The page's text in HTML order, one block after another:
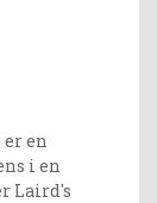
en
i en
Laird's